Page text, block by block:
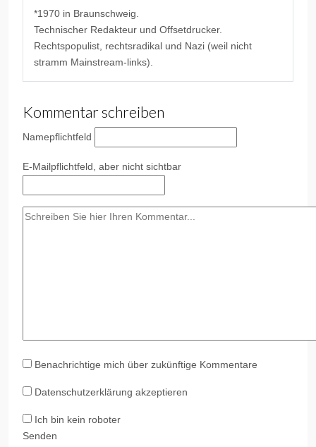
*1970 in Braunschweig.
Technischer Redakteur und Offsetdrucker.
Rechtspopulist, rechtsradikal und Nazi (weil nicht
stramm Mainstream-links).
Kommentar schreiben
Namepflichtfeld
E-Mailpflichtfeld, aber nicht sichtbar
Benachrichtige mich über zukünftige Kommentare
Datenschutzerklärung akzeptieren
Ich bin kein roboter
Senden